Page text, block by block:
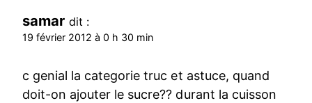
samar dit :
19 février 2012 à 0 h 30 min
c genial la categorie truc et astuce, quand
doit-on ajouter le sucre?? durant la cuisson